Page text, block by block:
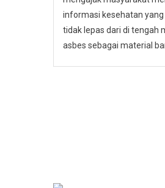
informasi kesehatan
tidak lepas dari di tengah
asbes sebagai material